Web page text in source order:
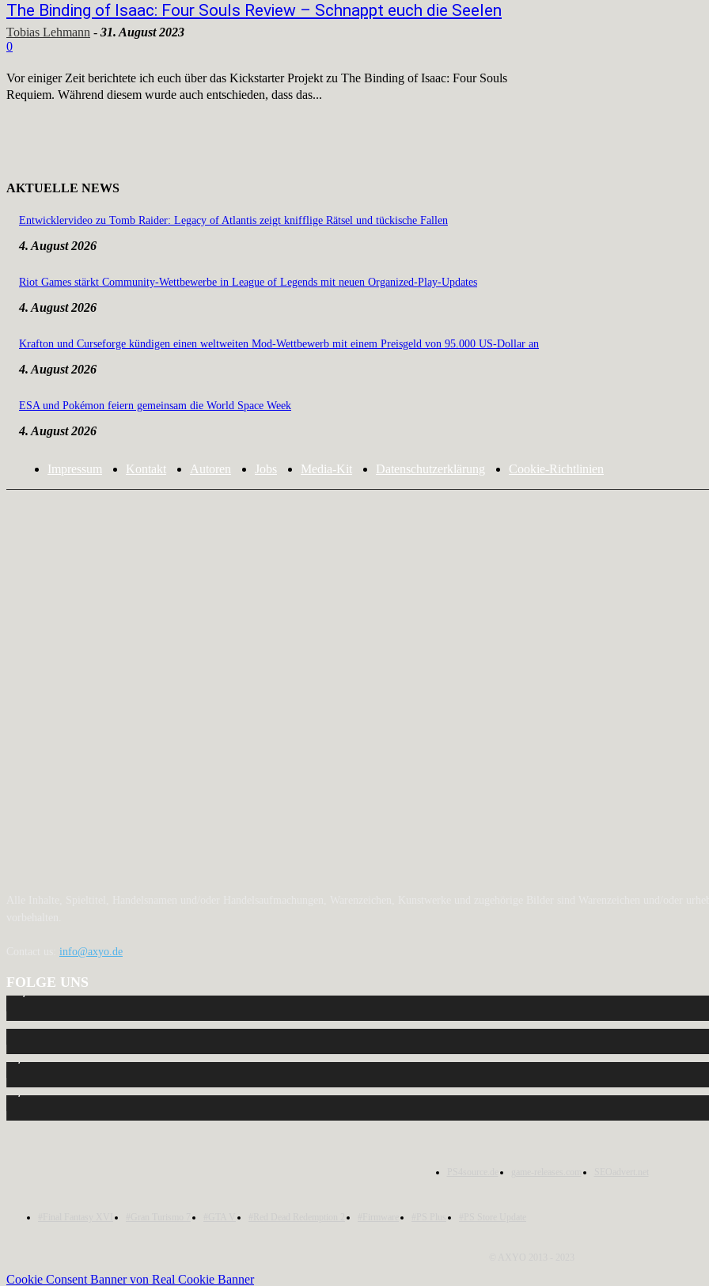
The Binding of Isaac: Four Souls Review – Schnappt euch die Seelen
Tobias Lehmann - 31. August 2023
0
Vor einiger Zeit berichtete ich euch über das Kickstarter Projekt zu The Binding of Isaac: Four Souls
Requiem. Während diesem wurde auch entschieden, dass das...
AKTUELLE NEWS
Entwicklervideo zu Tomb Raider: Legacy of Atlantis zeigt knifflige Rätsel und tückische Fallen
4. August 2026
Riot Games stärkt Community-Wettbewerbe in League of Legends mit neuen Organized-Play-Updates
4. August 2026
Krafton und Curseforge kündigen einen weltweiten Mod-Wettbewerb mit einem Preisgeld von 95.000 US-Dollar an
4. August 2026
ESA und Pokémon feiern gemeinsam die World Space Week
4. August 2026
Impressum Kontakt Autoren Jobs Media-Kit Datenschutzerklärung Cookie-Richtlinien
info@axyo.de
FOLGE UNS
440 Follower
2,040 Follower
1,150 Abonnenten
Cookie Consent Banner von Real Cookie Banner